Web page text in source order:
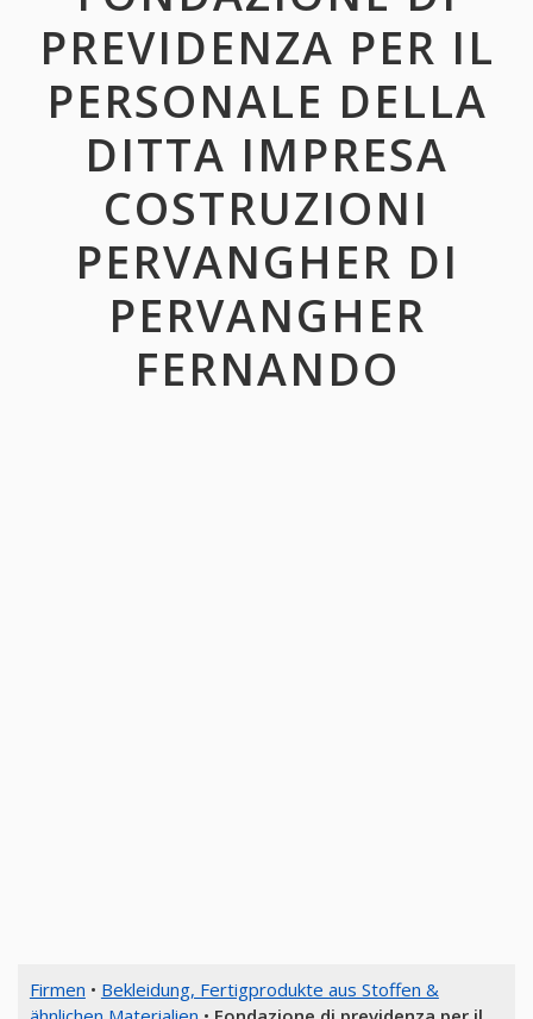
PREVIDENZA PER IL
PERSONALE DELLA
DITTA IMPRESA
COSTRUZIONI
PERVANGHER DI
PERVANGHER
FERNANDO
Firmen • Bekleidung, Fertigprodukte aus Stoffen &